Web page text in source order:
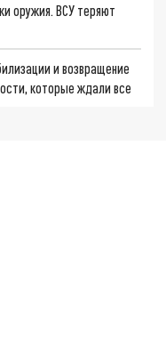
оружия. ВСУ теряют
и возвращение
которые ждали все